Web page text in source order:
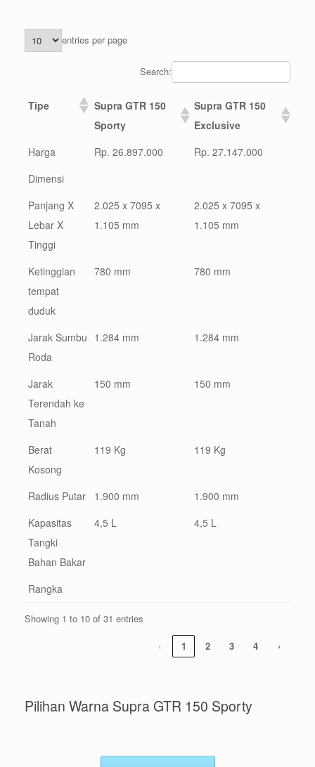
entries per page
Search:
Tipe
Supra GTR 150
Sporty
Supra GTR 150
Exclusive
Harga
Rp. 26.897.000
Rp. 27.147.000
Dimensi
Panjang X
Lebar X
Tinggi
2.025 x 7095 x
1.105 mm
2.025 x 7095 x
1.105 mm
Ketinggian
tempat
duduk
780 mm 780 mm
Jarak Sumbu
Roda
1.284 mm 1.284 mm
Jarak
Terendah ke
Tanah
150 mm 150 mm
Berat
Kosong
119 Kg 119 Kg
Radius Putar 1.900 mm
1.900 mm
Kapasitas
Tangki
Bahan Bakar
4,5 L 4,5 L
Rangka
Showing 1 to 10 of 31 entries
‹ 1 2 3 4 ›
Pilihan Warna Supra GTR 150 Sporty